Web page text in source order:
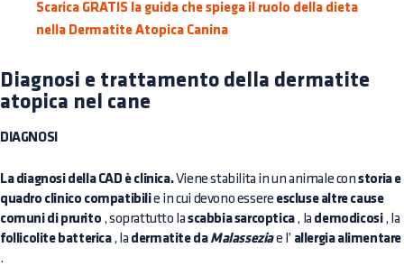
Scarica GRATIS la guida che spiega il ruolo della dieta
nella Dermatite Atopica Canina
Diagnosi e trattamento della dermatite
atopica nel cane
DIAGNOSI
La diagnosi della CAD è clinica.Viene stabilita in un animale constoria e
quadro clinico compatibilie in cui devono essere escluse altre cause
comuni di prurito , soprattutto lascabbia sarcoptica, la demodicosi, la
follicolite batterica, la dermatite daMalasseziae l’ allergia alimentare
.